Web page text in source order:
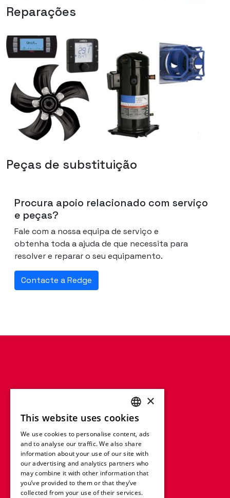
Reparações
Peças de substituição
Procura apoio relacionado com serviço
e peças?
Fale com a nossa equipa de serviço e
obtenha toda a ajuda de que necessita para
resolver e reparar o seu equipamento.
Contacte a Redge
ENGLISH
FRENCH
GERMAN
ITALIAN
SPANISH
×
This website uses cookies
We use cookies to personalise content, ads
and to analyse our traffic. We also share
information about your use of our site with
our advertising and analytics partners who
may combine it with other information that
you’ve provided to them or that they’ve
collected from your use of their services.